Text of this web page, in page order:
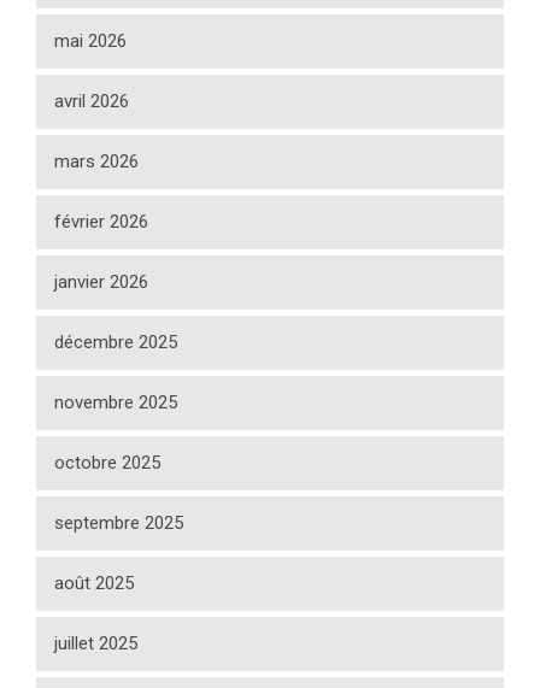
mai 2026
avril 2026
mars 2026
février 2026
janvier 2026
décembre 2025
novembre 2025
octobre 2025
septembre 2025
août 2025
juillet 2025